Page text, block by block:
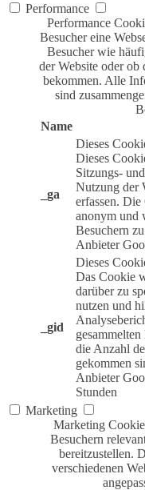
Performance
Performance
Besucher eine
Besucher wie
der Website oder ob
bekommen. Alle
sind
Name
_ga
Dieses
Dieses
Sitzungs-
Nutzung der
erfassen.
anonym und
Besuchern
Anbieter
_gid
Dieses
Das Cookie
darüber zu
nutzen und
die Anzahl
gekommen
Anbieter
Stunden
Marketing
Marketing
Besuchern
bereitzustellen.
verschiedenen